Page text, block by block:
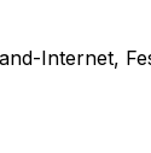
Internet,